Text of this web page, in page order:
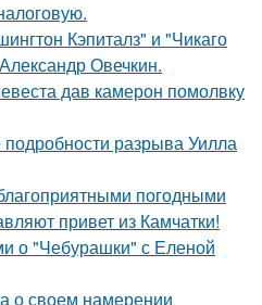
Кэпиталз" и "Чикаго
Овечкин.
дав камерон помолвку
разрыва Уилла
погодными
привет из Камчатки!
о "Чебурашки" с Еленой
о своем намерении